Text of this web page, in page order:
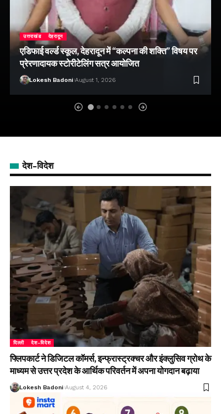
उत्तराखंड देहरादून
एडिफाई वर्ल्ड स्कूल, देहरादून में “कल्पना की शक्ति” विषय पर
प्रेरणादायक स्टोरीटेलिंग सत्र आयोजित
Lokesh Badoni August 1, 2026
देश-विदेश
दिल्ली देश-विदेश
फ्लिपकार्ट ने डिजिटल कॉमर्स, इन्फ्रास्ट्रक्चर और इंक्लुसिव ग्रोथ के
माध्यम से उत्तर प्रदेश के आर्थिक परिवर्तन में अपना योगदान बढ़ाया
Lokesh Badoni August 4, 2026